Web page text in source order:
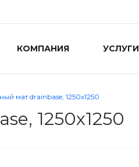
КОМПАНИЯ УСЛУГИ
мат drainbase, 1250x1250
1250x1250